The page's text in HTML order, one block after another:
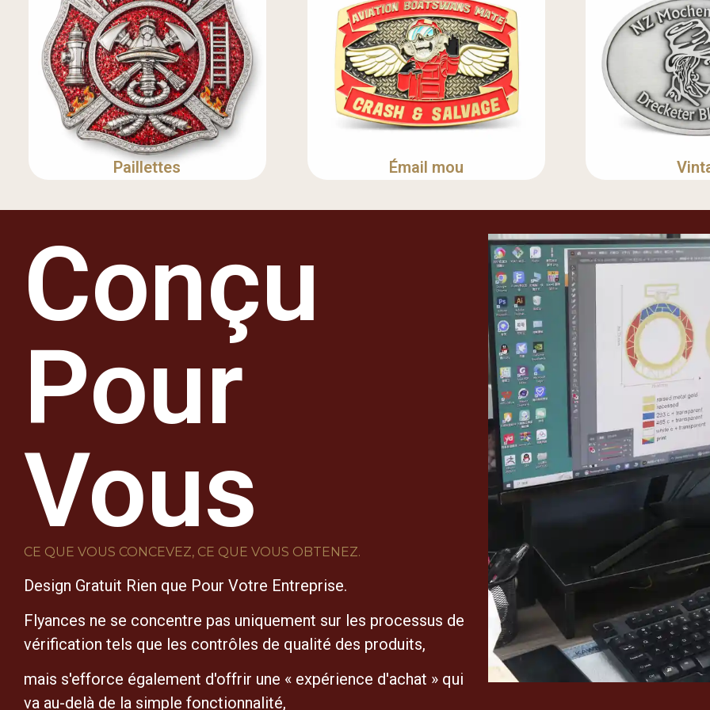
Paillettes Émail mou
Conçu
Pour
Vous
CE QUE VOUS CONCEVEZ, CE QUE VOUS OBTENEZ.
Design Gratuit Rien que Pour Votre Entreprise.
Flyances ne se concentre pas uniquement sur les processus de
vérification tels que les contrôles de qualité des produits,
mais s'efforce également d'offrir une « expérience d'achat » qui
va au-delà de la simple fonctionnalité,